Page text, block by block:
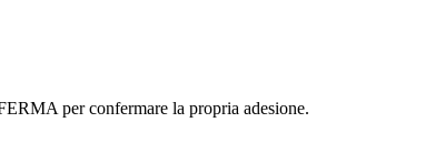
per confermare la propria adesione.